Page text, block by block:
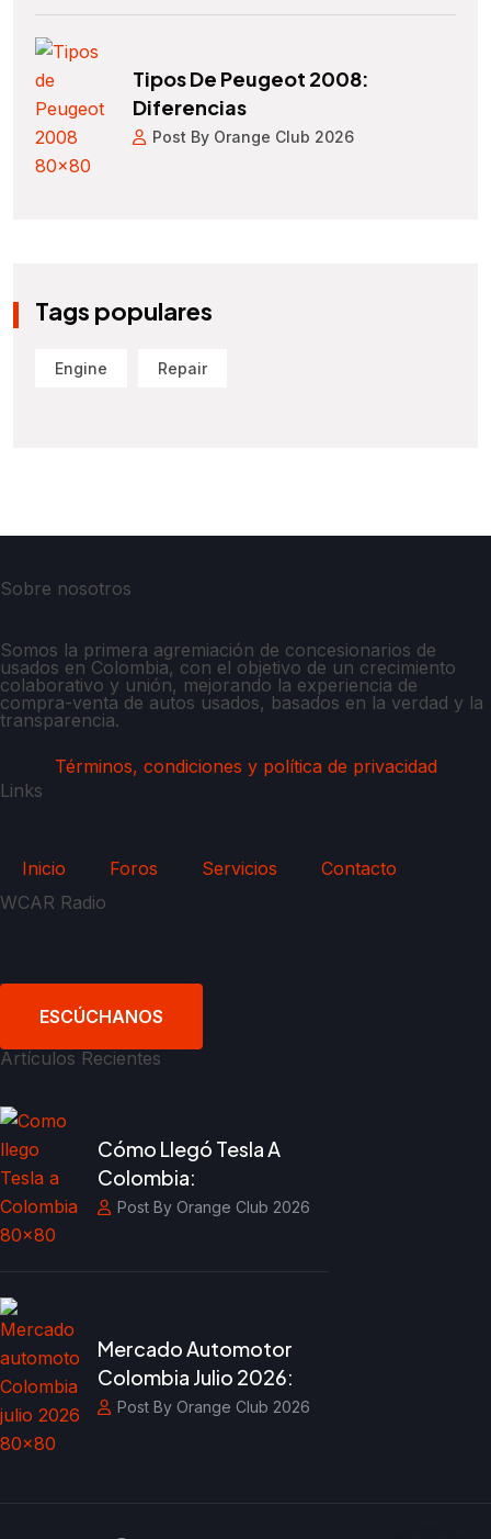
Tipos De Peugeot 2008:
Diferencias
Post By Orange Club 2026
Tags populares
Engine Repair
Sobre nosotros
Somos la primera agremiación de concesionarios de
usados en Colombia, con el objetivo de un crecimiento
colaborativo y unión, mejorando la experiencia de
compra-venta de autos usados, basados en la verdad y la
transparencia.
Términos, condiciones y política de privacidad
Links
Inicio Foros Servicios
Contacto
WCAR Radio
ESCÚCHANOS
Artículos Recientes
Cómo Llegó Tesla A
Colombia:
Post By Orange Club 2026
Mercado Automotor
Colombia Julio 2026:
Post By Orange Club 2026